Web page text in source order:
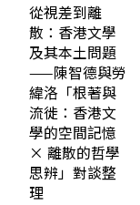
從視差到離
散：香港文學
及其本土問題
——陳智德與勞
緯洛「根著與
流徙：香港文
學的空間記憶
× 離散的哲學
思辨」對談整
理